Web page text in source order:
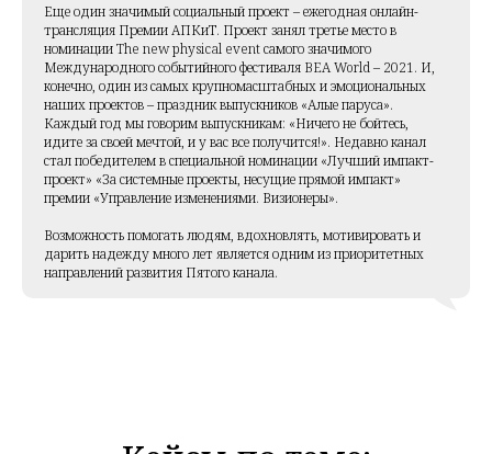
Еще один значимый социальный проект – ежегодная онлайн-
трансляция Премии АПКиТ. Проект занял третье место в
номинации The new physical event самого значимого
Международного событийного фестиваля BEA World – 2021. И,
конечно, один из самых крупномасштабных и эмоциональных
наших проектов – праздник выпускников «Алые паруса».
Каждый год мы говорим выпускникам: «Ничего не бойтесь,
идите за своей мечтой, и у вас все получится!». Недавно канал
стал победителем в специальной номинации «Лучший импакт-
проект» «За системные проекты, несущие прямой импакт»
премии «Управление изменениями. Визионеры».
Возможность помогать людям, вдохновлять, мотивировать и
дарить надежду много лет является одним из приоритетных
направлений развития Пятого канала.